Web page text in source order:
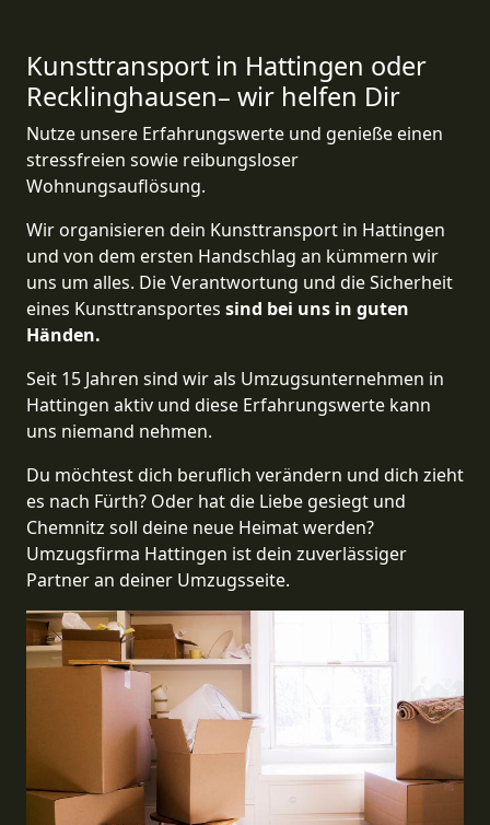
Kunsttransport in Hattingen oder
Recklinghausen– wir helfen Dir
Nutze unsere Erfahrungswerte und genieße einen
stressfreien sowie reibungsloser
Wohnungsauflösung.
Wir organisieren dein Kunsttransport in Hattingen
und von dem ersten Handschlag an kümmern wir
uns um alles. Die Verantwortung und die Sicherheit
eines Kunsttransportes sind bei uns in guten
Händen.
Seit 15 Jahren sind wir als Umzugsunternehmen in
Hattingen aktiv und diese Erfahrungswerte kann
uns niemand nehmen.
Du möchtest dich beruflich verändern und dich zieht
es nach Fürth? Oder hat die Liebe gesiegt und
Chemnitz soll deine neue Heimat werden?
Umzugsfirma Hattingen ist dein zuverlässiger
Partner an deiner Umzugsseite.